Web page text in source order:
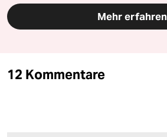
Mehr erfahren
12 Kommentare